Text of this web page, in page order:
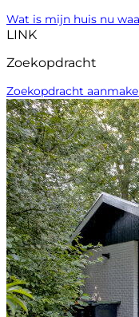
Wat is mijn huis nu
LINK
Zoekopdracht
Zoekopdracht